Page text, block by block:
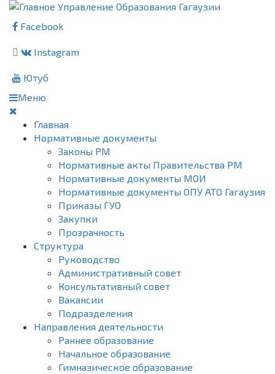
Facebook
Instagram
Ютуб
Меню
Главная
Нормативные документы
Законы РМ
Нормативные акты Правительства РМ
Нормативные документы МОИ
Нормативные документы ОПУ АТО Гагаузия
Приказы ГУО
Закупки
Прозрачность
Структура
Руководство
Административный совет
Консультативный совет
Вакансии
Подразделения
Направления деятельности
Раннее образование
Начальное образование
Гимназическое образование